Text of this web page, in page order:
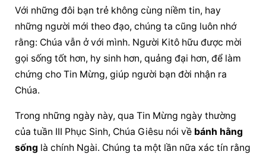
Với những đôi bạn trẻ không cùng niềm tin, hay
những người mới theo đạo, chúng ta cũng luôn nhớ
rằng: Chúa vẫn ở với mình. Người Kitô hữu được mời
gọi sống tốt hơn, hy sinh hơn, quảng đại hơn, để làm
chứng cho Tin Mừng, giúp người bạn đời nhận ra
Chúa.
Trong những ngày này, qua Tin Mừng ngày thường
của tuần III Phục Sinh, Chúa Giêsu nói về bánh hằng
sống là chính Ngài. Chúng ta một lần nữa xác tín rằng